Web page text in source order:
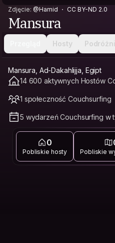
Zdjęcie: @Hamid CC BY-ND 2.0
Mansura
Hosty
Mansura, Ad-Dakahlijja, Egipt
14 600 aktywnych Hostów
1 społeczność Couchsurfing
5 wydarzeń Couchsurfing w
0
Pobliskie hosty Pobliskie